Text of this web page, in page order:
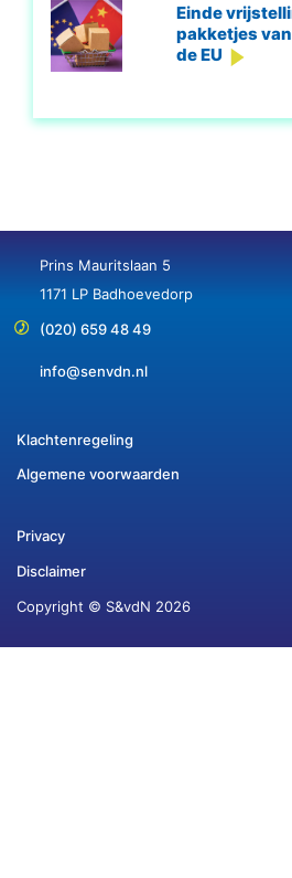
Einde
pakketjes
de EU
Prins Mauritslaan 5
1171 LP Badhoevedorp
(020) 659 48 49
info@senvdn.nl
Klachtenregeling
Algemene voorwaarden
Privacy
Disclaimer
Copyright © S&vdN 2026